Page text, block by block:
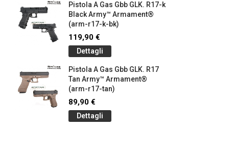
Pistola A Gas Gbb GLK. R17-k
Black Army™ Armament®
(arm-r17-k-bk)
119,90 €
Dettagli
Pistola A Gas Gbb GLK. R17
Tan Army™ Armament®
(arm-r17-tan)
89,90 €
Dettagli